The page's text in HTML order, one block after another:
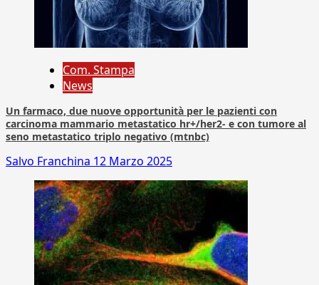
Com. Stampa
News
Un farmaco, due nuove opportunità per le pazienti con
carcinoma mammario metastatico hr+/her2- e con tumore al
seno metastatico triplo negativo (mtnbc)
Salvo Franchina 12 Marzo 2025